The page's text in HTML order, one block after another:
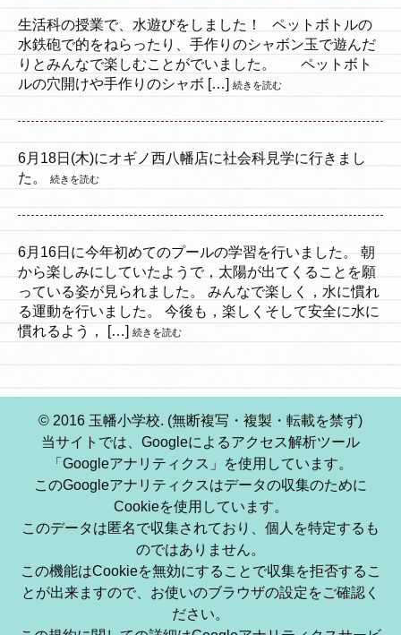
生活科の授業で、水遊びをしました！ ペットボトルの
水鉄砲で的をねらったり、手作りのシャボン玉で遊んだ
りとみんなで楽しむことがでいました。 ペットボト
ルの穴開けや手作りのシャボ […] 続きを読む
6月18日(木)にオギノ西八幡店に社会科見学に行きまし
た。
続きを読む
6月16日に今年初めてのプールの学習を行いました。 朝
から楽しみにしていたようで，太陽が出てくることを願
っている姿が見られました。 みんなで楽しく，水に慣れ
る運動を行いました。 今後も，楽しくそして安全に水に
慣れるよう， […] 続きを読む
© 2016 玉幡小学校. (無断複写・複製・転載を禁ず)
当サイトでは、Googleによるアクセス解析ツール
「Googleアナリティクス」を使用しています。
このGoogleアナリティクスはデータの収集のために
Cookieを使用しています。
このデータは匿名で収集されており、個人を特定するも
のではありません。
この機能はCookieを無効にすることで収集を拒否するこ
とが出来ますので、お使いのブラウザの設定をご確認く
ださい。